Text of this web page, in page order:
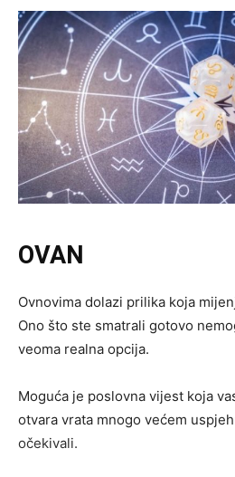
OVAN
Ovnovima dolazi prilika koja
Ono što ste smatrali gotovo
veoma realna opcija.
Moguća je poslovna vijest koja
otvara vrata mnogo većem
očekivali.